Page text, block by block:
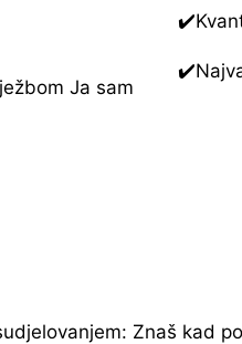
Ja sam
Znaš kad